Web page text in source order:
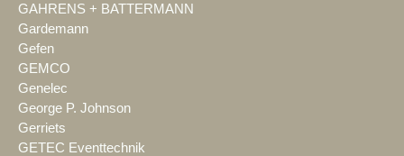
GAHRENS + BATTERMANN
Gardemann
Gefen
GEMCO
Genelec
George P. Johnson
Gerriets
GETEC Eventtechnik